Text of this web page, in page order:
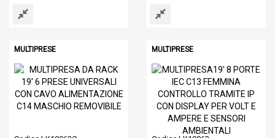
MULTIPRESE MULTIPRESE